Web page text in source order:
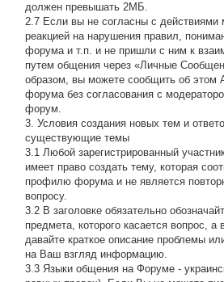
должен превышать 2МБ.
2.7 Если вы не согласны с действиями
реакцией на нарушения правил,
форума и т.п. и не пришли с ним к
путем общения через «Личные
образом, вы можете сообщить об этом
форума без согласования с
форум.
3. Условия создания новых тем и
существующие темы
3.1 Любой зарегистрированный
имеет право создать тему, которая
профилю форума и не является
вопросу.
3.2 В заголовке обязательно
предмета, которого касается вопрос, а
давайте краткое описание проблемы
на Ваш взгляд информацию.
3.3 Языки общения на Форуме -